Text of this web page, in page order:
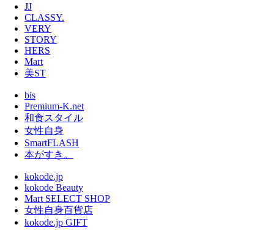
JJ
CLASSY.
VERY
STORY
HERS
Mart
美ST
bis
Premium-K.net
和食スタイル
女性自身
SmartFLASH
本がすき。
kokode.jp
kokode Beauty
Mart SELECT SHOP
女性自身百貨店
kokode.jp GIFT